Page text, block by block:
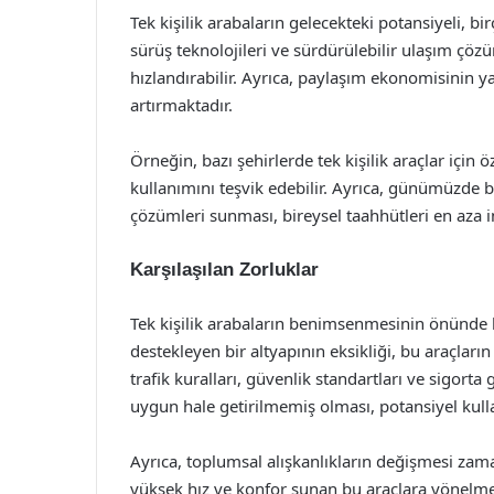
Tek kişilik arabaların gelecekteki potansiyeli,
sürüş teknolojileri ve sürdürülebilir ulaşım
hızlandırabilir. Ayrıca, paylaşım ekonomisinin
artırmaktadır.
Örneğin, bazı şehirlerde tek kişilik araçlar için
kullanımını teşvik edebilir. Ayrıca, günümüzde
çözümleri sunması, bireysel taahhütleri en
Karşılaşılan Zorluklar
Tek kişilik arabaların benimsenmesinin önünde
destekleyen bir altyapının eksikliği, bu
trafik kuralları, güvenlik standartları ve
uygun hale getirilmemiş olması, potansiyel
Ayrıca, toplumsal alışkanlıkların değişmesi
yüksek hız ve konfor sunan bu araçlara